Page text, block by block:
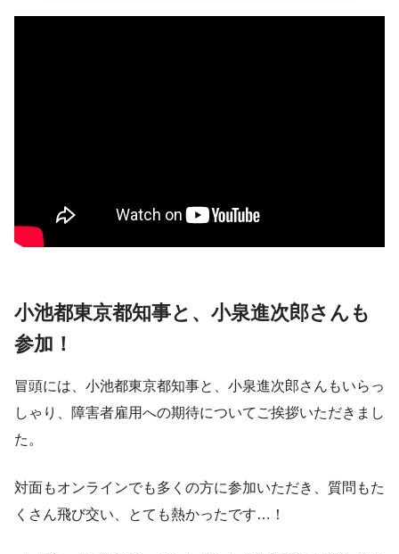
小池都東京都知事と、小泉進次郎さんも
参加！
冒頭には、小池都東京都知事と、小泉進次郎さんもいらっ
しゃり、障害者雇用への期待についてご挨拶いただきまし
た。
対面もオンラインでも多くの方に参加いただき、質問もた
くさん飛び交い、とても熱かったです…！